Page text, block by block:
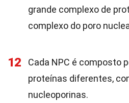
grande complexo de
complexo do poro
12
Cada NPC é composto
proteínas diferentes,
nucleoporinas.